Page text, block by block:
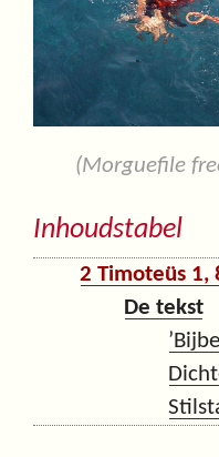
(Morguefile
Inhoudstabel
2 Timoteüs 1,
De tekst